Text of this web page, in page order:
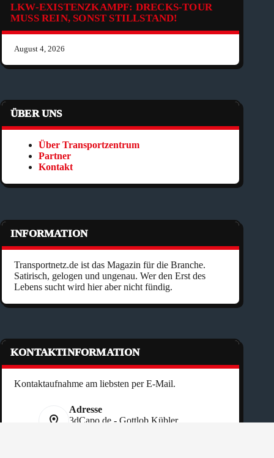
LKW-EXISTENZKAMPF: DRECKS-TOUR
MUSS REIN, SONST STILLSTAND!
August 4, 2026
ÜBER UNS
Über Transportzentrum
Partner
Kontakt
INFORMATION
Transportnetz.de ist das Magazin für die Branche.
Satirisch, gelogen und ungenau. Wer den Erst des
Lebens sucht wird hier aber nicht fündig.
KONTAKTINFORMATION
Kontaktaufnahme am liebsten per E-Mail.
Adresse
3dCapo.de - Gottlob Kübler